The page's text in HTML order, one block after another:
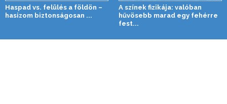
Haspad vs. felülés a földön –
hasizom biztonságosan ...
A színek fizikája: valóban
hűvösebb marad egy fehérre
fest...